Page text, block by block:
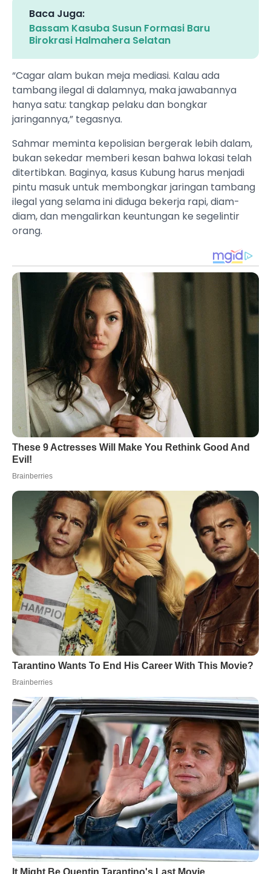
Baca Juga:
Bassam Kasuba Susun Formasi Baru
Birokrasi Halmahera Selatan
“Cagar alam bukan meja mediasi. Kalau ada
tambang ilegal di dalamnya, maka jawabannya
hanya satu: tangkap pelaku dan bongkar
jaringannya,” tegasnya.
Sahmar meminta kepolisian bergerak lebih dalam,
bukan sekedar memberi kesan bahwa lokasi telah
ditertibkan. Baginya, kasus Kubung harus menjadi
pintu masuk untuk membongkar jaringan tambang
ilegal yang selama ini diduga bekerja rapi, diam-
diam, dan mengalirkan keuntungan ke segelintir
orang.